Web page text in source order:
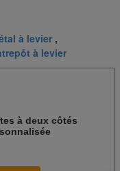
à levier ,
à levier
à deux côtés